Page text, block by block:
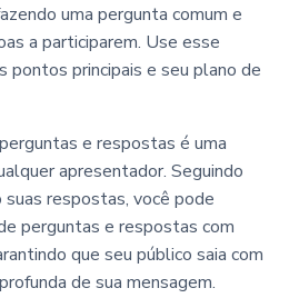
uma pergunta comum e
a participarem. Use esse
pontos principais e seu plano de
e respostas é uma
apresentador. Seguindo
respostas, você pode
perguntas e respostas com
que seu público saia com
de sua mensagem.